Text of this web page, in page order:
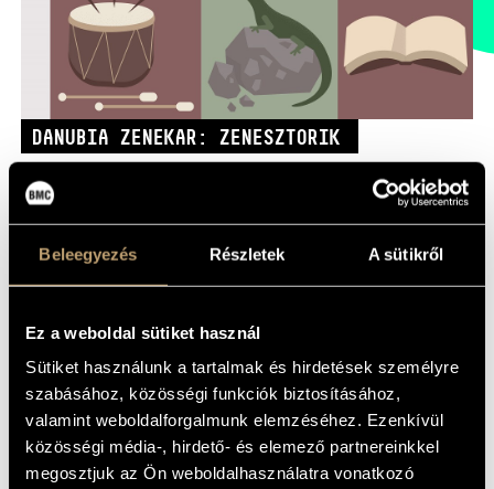
Beleegyezés Részletek A sütikről
Ez a weboldal sütiket használ
Sütiket használunk a tartalmak és hirdetések személyre
szabásához, közösségi funkciók biztosításához,
valamint weboldalforgalmunk elemzéséhez. Ezenkívül
közösségi média-, hirdető- és elemező partnereinkkel
megosztjuk az Ön weboldalhasználatra vonatkozó
info@bmc.hu
HÉTFŐ:
KEDD: 09:00-20:00
SZERDA-PÉNTEK:09:00-22:00
SZOMBAT:
VASÁRNAP:
kezdete előtt 2 órával
BMC HÁZ
OPUS JAZZ CLUB
BMC RECORDS
ZENEI INFORMÁCIÓS KÖZPONT ÉS KÖNYVTÁR
BMC NEMZETKÖZI CIMBALOMVERSENY 2019
DANUBIA ZENEKAR: ZENESZTORIK
KALANDRA FÜL!
10:00
KONCERTTEREM
Karmester és házigazda: Hámori Máté
A zene története röviden általános iskolásoknak Kr. e.
100.000-től napjainkig